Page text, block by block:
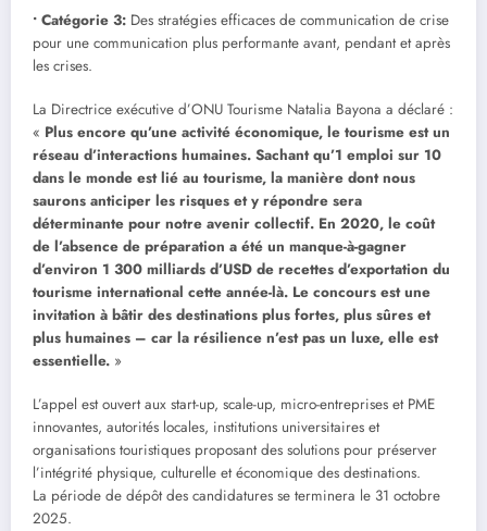
• Catégorie 3: Des stratégies efficaces de communication de crise
pour une communication plus performante avant, pendant et après
les crises.
La Directrice exécutive d’ONU Tourisme Natalia Bayona a déclaré :
« Plus encore qu’une activité économique, le tourisme est un
réseau d’interactions humaines. Sachant qu’1 emploi sur 10
dans le monde est lié au tourisme, la manière dont nous
saurons anticiper les risques et y répondre sera
déterminante pour notre avenir collectif. En 2020, le coût
de l’absence de préparation a été un manque-à-gagner
d’environ 1 300 milliards d’USD de recettes d’exportation du
tourisme international cette année-là. Le concours est une
invitation à bâtir des destinations plus fortes, plus sûres et
plus humaines – car la résilience n’est pas un luxe, elle est
essentielle. »
L’appel est ouvert aux start-up, scale-up, micro-entreprises et PME
innovantes, autorités locales, institutions universitaires et
organisations touristiques proposant des solutions pour préserver
l’intégrité physique, culturelle et économique des destinations.
La période de dépôt des candidatures se terminera le 31 octobre
2025.